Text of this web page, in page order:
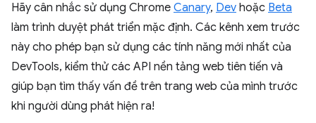
Hãy cân nhắc sử dụng Chrome Canary, Dev hoặc Beta
làm trình duyệt phát triển mặc định. Các kênh xem trước
này cho phép bạn sử dụng các tính năng mới nhất của
DevTools, kiểm thử các API nền tảng web tiên tiến và
giúp bạn tìm thấy vấn đề trên trang web của mình trước
khi người dùng phát hiện ra!